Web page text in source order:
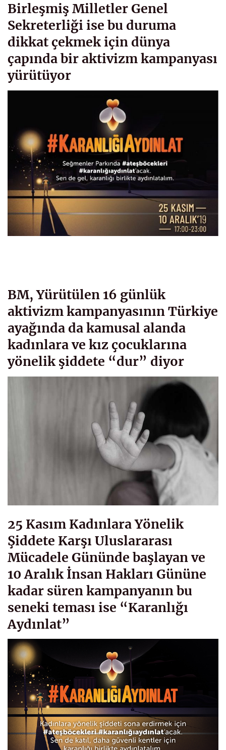
Birleşmiş Milletler Genel
Sekreterliği ise bu duruma
dikkat çekmek için dünya
çapında bir aktivizm kampanyası
yürütüyor
BM, Yürütülen 16 günlük
aktivizm kampanyasının Türkiye
ayağında da kamusal alanda
kadınlara ve kız çocuklarına
yönelik şiddete “dur” diyor
25 Kasım Kadınlara Yönelik
Şiddete Karşı Uluslararası
Mücadele Gününde başlayan ve
10 Aralık İnsan Hakları Gününe
kadar süren kampanyanın bu
seneki teması ise “Karanlığı
Aydınlat”